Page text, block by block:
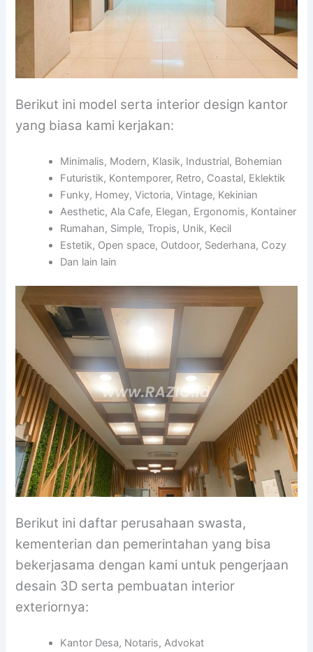
Berikut ini model serta interior design kantor
yang biasa kami kerjakan:
Minimalis, Modern, Klasik, Industrial, Bohemian
Futuristik, Kontemporer, Retro, Coastal, Eklektik
Funky, Homey, Victoria, Vintage, Kekinian
Aesthetic, Ala Cafe, Elegan, Ergonomis, Kontainer
Rumahan, Simple, Tropis, Unik, Kecil
Estetik, Open space, Outdoor, Sederhana, Cozy
Dan lain lain
Berikut ini daftar perusahaan swasta,
kementerian dan pemerintahan yang bisa
bekerjasama dengan kami untuk pengerjaan
desain 3D serta pembuatan interior
exteriornya:
Kantor Desa, Notaris, Advokat